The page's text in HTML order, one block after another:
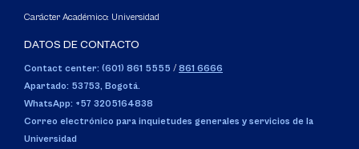
Carácter Académico: Universidad
DATOS DE CONTACTO
Contact center: (601) 861 5555 / 861 6666
Apartado: 53753, Bogotá.
WhatsApp: +57 3205164838
Correo electrónico para inquietudes generales y servicios de la
Universidad